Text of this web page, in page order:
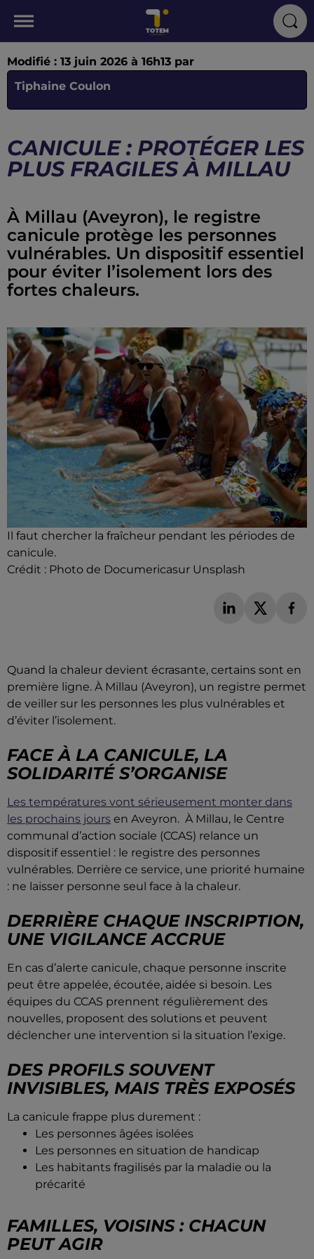
Modifié : 13 juin 2026 à 16h13 par
Tiphaine Coulon
CANICULE : PROTÉGER LES
PLUS FRAGILES À MILLAU
À Millau (Aveyron), le registre
canicule protège les personnes
vulnérables. Un dispositif essentiel
pour éviter l’isolement lors des
fortes chaleurs.
Il faut chercher la fraîcheur pendant les périodes de
canicule.
Crédit : Photo de Documericasur Unsplash
Quand la chaleur devient écrasante, certains sont en
première ligne. À Millau (Aveyron), un registre permet
de veiller sur les personnes les plus vulnérables et
d’éviter l’isolement.
FACE À LA CANICULE, LA
SOLIDARITÉ S’ORGANISE
Les températures vont sérieusement monter dans
les prochains jours en Aveyron. À Millau, le Centre
communal d’action sociale (CCAS) relance un
dispositif essentiel : le registre des personnes
vulnérables. Derrière ce service, une priorité humaine
: ne laisser personne seul face à la chaleur.
DERRIÈRE CHAQUE INSCRIPTION,
UNE VIGILANCE ACCRUE
En cas d’alerte canicule, chaque personne inscrite
peut être appelée, écoutée, aidée si besoin. Les
équipes du CCAS prennent régulièrement des
nouvelles, proposent des solutions et peuvent
déclencher une intervention si la situation l’exige.
DES PROFILS SOUVENT
INVISIBLES, MAIS TRÈS EXPOSÉS
La canicule frappe plus durement :
Les personnes âgées isolées
Les personnes en situation de handicap
Les habitants fragilisés par la maladie ou la
précarité
FAMILLES, VOISINS : CHACUN
PEUT AGIR